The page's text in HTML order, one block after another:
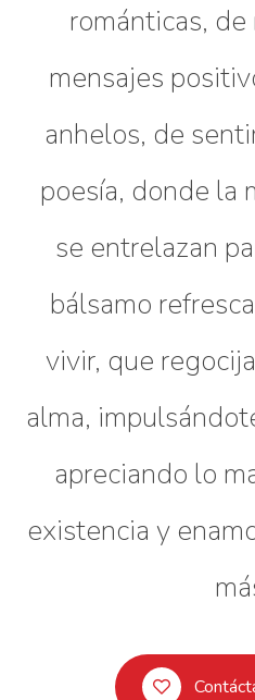
románticas,
mensajes
anhelos, de
poesía, donde la
se entrelazan
bálsamo
vivir, que
alma,
apreciando lo
existencia y